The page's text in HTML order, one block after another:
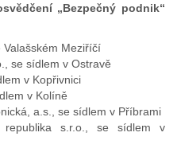
„Bezpečný podnik“
Valašském Meziříčí
se sídlem v Ostravě
v Kopřivnici
v Kolíně
a.s., se sídlem v Příbrami
republika s.r.o., se sídlem v